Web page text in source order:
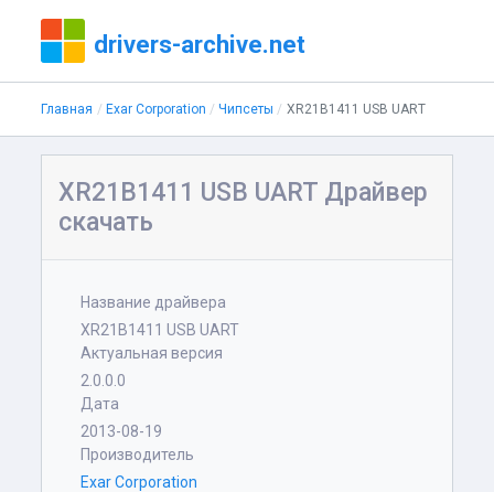
drivers-archive.net
Главная Exar Corporation Чипсеты XR21B1411 USB UART
XR21B1411 USB UART Драйвер
скачать
Название драйвера
XR21B1411 USB UART
Актуальная версия
2.0.0.0
Дата
2013-08-19
Производитель
Exar Corporation